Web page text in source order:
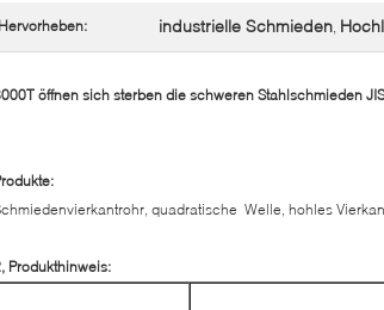
industrielle Schmieden,
öffnen sich sterben die schweren Stahlschmieden
quadratische Welle, hohles
Produkthinweis: